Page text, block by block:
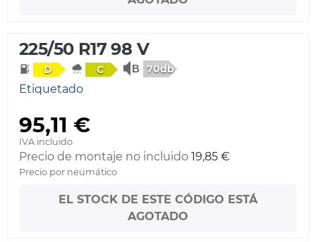
225/50 R17 98 V
D C 70db
Etiquetado
95,11 €
IVA incluido
Precio de montaje no incluido 19,85 €
Precio por neumático
EL STOCK DE ESTE CÓDIGO ESTÁ
AGOTADO